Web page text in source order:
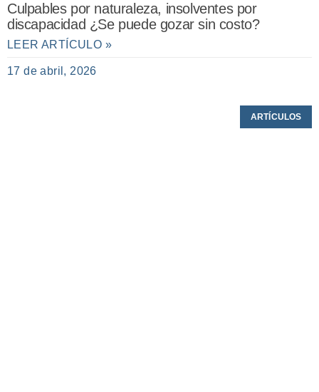
Culpables por naturaleza, insolventes por
discapacidad ¿Se puede gozar sin costo?
LEER ARTÍCULO »
17 de abril, 2026
ARTÍCULOS